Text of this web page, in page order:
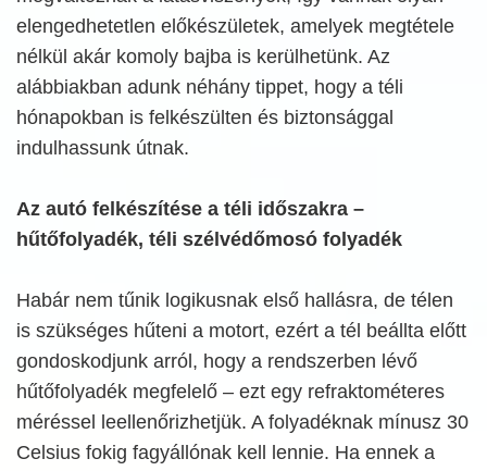
elengedhetetlen előkészületek, amelyek megtétele
nélkül akár komoly bajba is kerülhetünk. Az
alábbiakban adunk néhány tippet, hogy a téli
hónapokban is felkészülten és biztonsággal
indulhassunk útnak.
Az autó felkészítése a téli időszakra –
hűtőfolyadék, téli szélvédőmosó folyadék
Habár nem tűnik logikusnak első hallásra, de télen
is szükséges hűteni a motort, ezért a tél beállta előtt
gondoskodjunk arról, hogy a rendszerben lévő
hűtőfolyadék megfelelő – ezt egy refraktométeres
méréssel leellenőrizhetjük. A folyadéknak mínusz 30
Celsius fokig fagyállónak kell lennie. Ha ennek a